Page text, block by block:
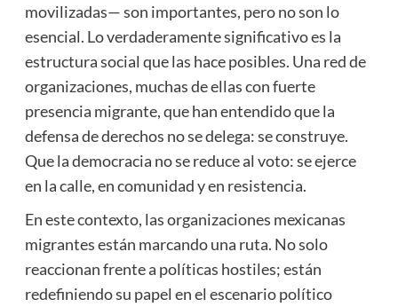
movilizadas— son importantes, pero no son lo
esencial. Lo verdaderamente significativo es la
estructura social que las hace posibles. Una red de
organizaciones, muchas de ellas con fuerte
presencia migrante, que han entendido que la
defensa de derechos no se delega: se construye.
Que la democracia no se reduce al voto: se ejerce
en la calle, en comunidad y en resistencia.
En este contexto, las organizaciones mexicanas
migrantes están marcando una ruta. No solo
reaccionan frente a políticas hostiles; están
redefiniendo su papel en el escenario político